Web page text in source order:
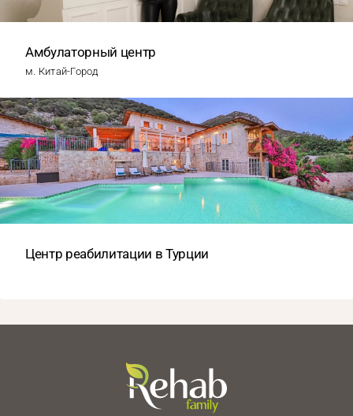
Амбулаторный центр
м. Китай-Город
Центр реабилитации в Турции